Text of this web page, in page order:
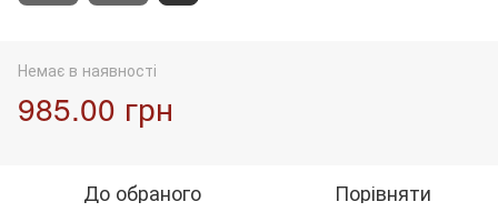
Немає в наявності
985.00 грн
До обраного Порівняти